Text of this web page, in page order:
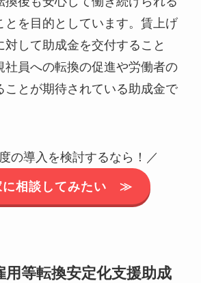
とを目的としています。賃上げ
対して助成金を交付すること
社員への転換の促進や労働者の
ことが期待されている助成金で
の導入を検討するなら！／
に相談してみたい ≫
用等転換安定化支援助成